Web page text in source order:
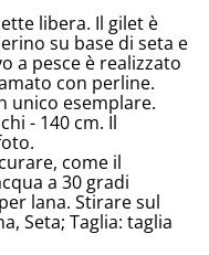
libera. Il gilet è
su base di seta e
a pesce è realizzato
con perline.
unico esemplare.
- 140 cm. Il
come il
a 30 gradi
lana. Stirare sul
Seta; Taglia: taglia